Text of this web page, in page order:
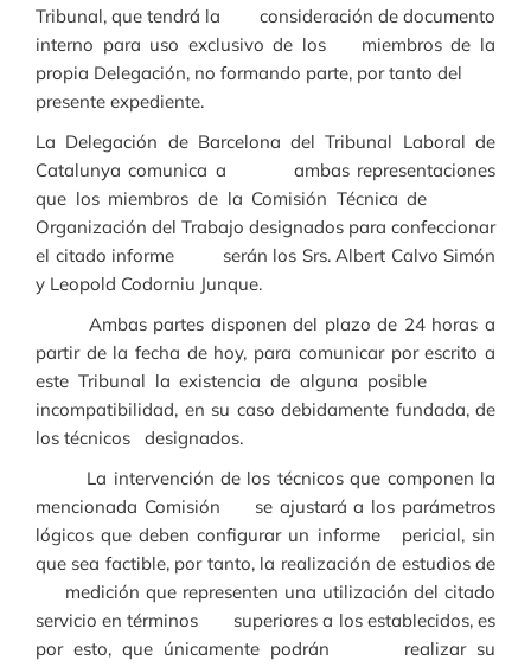
Tribunal, que tendrá la consideración de documento
interno para uso exclusivo de los miembros de la
propia Delegación, no formando parte, por tanto del
presente expediente.
La Delegación de Barcelona del Tribunal Laboral de
Catalunya comunica a ambas representaciones
que los miembros de la Comisión Técnica de
Organización del Trabajo designados para confeccionar
el citado informe serán los Srs. Albert Calvo Simón
y Leopold Codorniu Junque.
Ambas partes disponen del plazo de 24 horas a
partir de la fecha de hoy, para comunicar por escrito a
este Tribunal la existencia de alguna posible
incompatibilidad, en su caso debidamente fundada, de
los técnicos designados.
La intervención de los técnicos que componen la
mencionada Comisión se ajustará a los parámetros
lógicos que deben configurar un informe pericial, sin
que sea factible, por tanto, la realización de estudios de
medición que representen una utilización del citado
servicio en términos superiores a los establecidos, es
por esto, que únicamente podrán realizar su